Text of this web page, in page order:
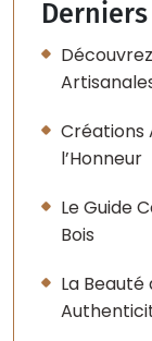
Créations
l’Honneur
Le Guide
Bois
La